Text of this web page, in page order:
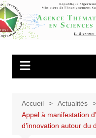
Aller
au
contenu
Accueil
Actualités
Appel à manifestation
d’innovation autour du